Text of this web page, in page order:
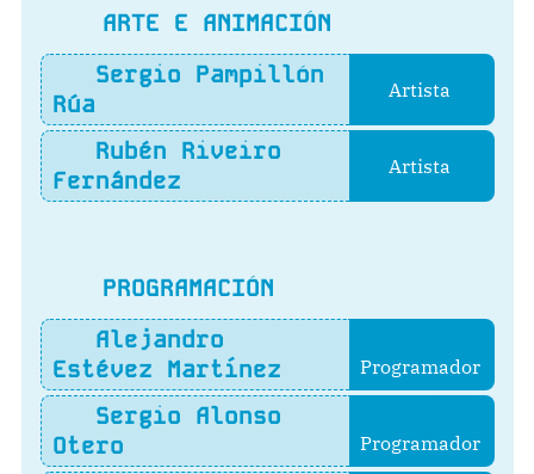
ARTE E ANIMACIÓN
Sergio Pampillón
Rúa
Artista
Rubén Riveiro
Fernández
Artista
PROGRAMACIÓN
Alejandro
Estévez Martínez
Programador
Sergio Alonso
Otero
Programador